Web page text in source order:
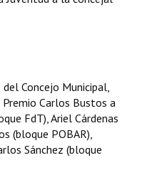
Concejo Municipal,
Carlos Bustos a
FdT), Ariel Cárdenas
(bloque POBAR),
Sánchez (bloque